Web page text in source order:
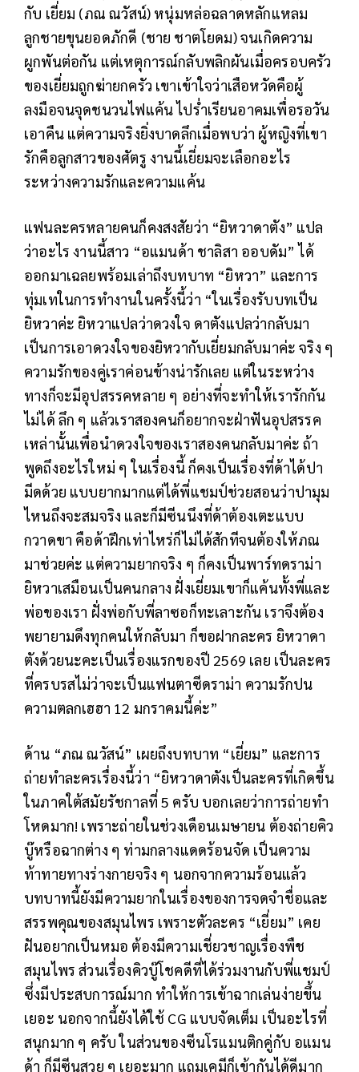
กับ เยี่ยม (ภณ ณวัสน์) หนุ่มหล่อฉลาดหลักแหลม
ลูกชายขุนยอดภักดี (ชาย ชาตโยดม) จนเกิดความ
ผูกพันต่อกัน แต่เหตุการณ์กลับพลิกผันเมื่อครอบครัว
ของเยี่ยมถูกฆ่ายกครัว เขาเข้าใจว่าเสือหวัดคือผู้
ลงมือจนจุดชนวนไฟแค้น ไปร่ำเรียนอาคมเพื่อรอวัน
เอาคืน แต่ความจริงยิ่งบาดลึกเมื่อพบว่า ผู้หญิงที่เขา
รักคือลูกสาวของศัตรู งานนี้เยี่ยมจะเลือกอะไร
ระหว่างความรักและความแค้น
แฟนละครหลายคนก็คงสงสัยว่า “ยิหวาดาตัง” แปล
ว่าอะไร งานนี้สาว “อแมนด้า ชาลิสา ออบดัม” ได้
ออกมาเฉลยพร้อมเล่าถึงบทบาท “ยิหวา” และการ
ทุ่มเทในการทำงานในครั้งนี้ว่า “ในเรื่องรับบทเป็น
ยิหวาค่ะ ยิหวาแปลว่าดวงใจ ดาตังแปลว่ากลับมา
เป็นการเอาดวงใจของยิหวากับเยี่ยมกลับมาค่ะ จริง ๆ
ความรักของคู่เราค่อนข้างน่ารักเลย แต่ในระหว่าง
ทางก็จะมีอุปสรรคหลาย ๆ อย่างที่จะทำให้เรารักกัน
ไม่ได้ ลึก ๆ แล้วเราสองคนก็อยากจะฝ่าฟันอุปสรรค
เหล่านั้นเพื่อนําดวงใจของเราสองคนกลับมาค่ะ ถ้า
พูดถึงอะไรใหม่ ๆ ในเรื่องนี้ ก็คงเป็นเรื่องที่ด้าได้ปา
มีดด้วย แบบยากมากแต่ได้พี่แชมป์ช่วยสอนว่าปามุม
ไหนถึงจะสมจริง และก็มีซีนนึงที่ด้าต้องเตะแบบ
กวาดขา คือด้าฝึกเท่าไหร่ก็ไม่ได้สักทีจนต้องให้ภณ
มาช่วยค่ะ แต่ความยากจริง ๆ ก็คงเป็นพาร์ทดราม่า
ยิหวาเสมือนเป็นคนกลาง ฝั่งเยี่ยมเขาก็แค้นทั้งพี่และ
พ่อของเรา ฝั่งพ่อกับพี่ลาซอก็ทะเลาะกัน เราจึงต้อง
พยายามดึงทุกคนให้กลับมา ก็ขอฝากละคร ยิหวาดา
ตังด้วยนะคะเป็นเรื่องแรกของปี 2569 เลย เป็นละคร
ที่ครบรสไม่ว่าจะเป็นแฟนตาซีดราม่า ความรักปน
ความตลกเฮฮา 12 มกราคมนี้ค่ะ”
ด้าน “ภณ ณวัสน์” เผยถึงบทบาท “เยี่ยม” และการ
ถ่ายทำละครเรื่องนี้ว่า “ยิหวาดาตังเป็นละครที่เกิดขึ้น
ในภาคใต้สมัยรัชกาลที่ 5 ครับ บอกเลยว่าการถ่ายทำ
โหดมาก! เพราะถ่ายในช่วงเดือนเมษายน ต้องถ่ายคิว
บู๊หรือฉากต่าง ๆ ท่ามกลางแดดร้อนจัด เป็นความ
ท้าทายทางร่างกายจริง ๆ นอกจากความร้อนแล้ว
บทบาทนี้ยังมีความยากในเรื่องของการจดจำชื่อและ
สรรพคุณของสมุนไพร เพราะตัวละคร “เยี่ยม” เคย
ฝันอยากเป็นหมอ ต้องมีความเชี่ยวชาญเรื่องพืช
สมุนไพร ส่วนเรื่องคิวบู๊โชคดีที่ได้ร่วมงานกับพี่แชมป์
ซึ่งมีประสบการณ์มาก ทำให้การเข้าฉากเล่นง่ายขึ้น
เยอะ นอกจากนี้ยังได้ใช้ CG แบบจัดเต็ม เป็นอะไรที่
สนุกมาก ๆ ครับ ในส่วนของซีนโรแมนติกคู่กับ อแมน
ด้า ก็มีซีนสวย ๆ เยอะมาก แถมเคมีก็เข้ากันได้ดีมาก